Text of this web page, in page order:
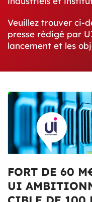
Veuillez trouver ci-
presse rédigé par
lancement et les
FORT DE 60
UI